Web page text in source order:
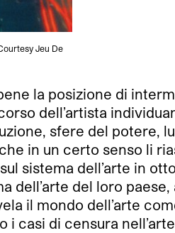
Jeu De
la posizione di
dell’artista
sfere del potere,
in un certo senso li
sistema dell’arte in
dell’arte del loro paese,
il mondo dell’arte
casi di censura